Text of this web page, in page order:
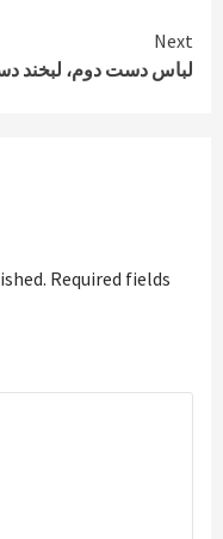
Next
لباس دست دوم، لبخند
Required fields